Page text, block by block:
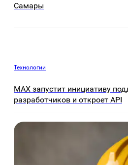
Самары
Технологии
MAX запустит инициативу
разработчиков и откроет API